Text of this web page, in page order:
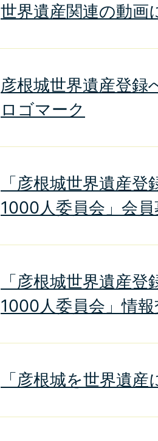
世界遺産関連の動画
彦根城世界遺産登録
ロゴマーク
「彦根城世界遺産
1000人委員会」会
「彦根城世界遺産
1000人委員会」情
「彦根城を世界遺